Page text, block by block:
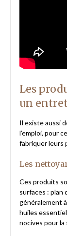
Les
un
Il existe aussi
l’emploi, pour
fabriquer leurs
Les
Ces produits
surfaces : plan
généralement
huiles
nocives pour la